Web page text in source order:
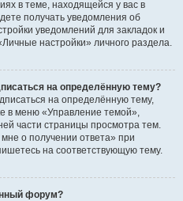
в теме, находящейся у вас в
получать уведомления об
уведомлений для закладок и
настройки» личного раздела.
на определённую тему?
на определённую тему,
в меню «Управление темой»,
части страницы просмотра тем.
о получении ответа» при
на соответствующую тему.
форум?